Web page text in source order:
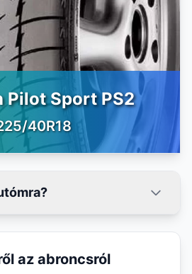
Pilot Sport PS2
40R18
az abroncsról